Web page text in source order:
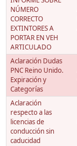
NÚMERO
CORRECTO
EXTINTORES A
PORTAR EN VEH
ARTICULADO
Aclaración Dudas
PNC Reino Unido.
Expiración y
Categorías
Aclaración
respecto a las
licencias de
conducción sin
caducidad